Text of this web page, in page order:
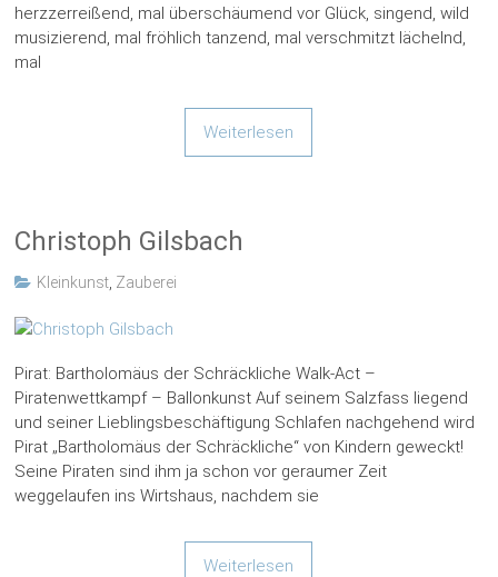
herzzerreißend, mal überschäumend vor Glück, singend, wild
musizierend, mal fröhlich tanzend, mal verschmitzt lächelnd,
mal
Weiterlesen
Christoph Gilsbach
Kleinkunst Zauberei
Pirat: Bartholomäus der Schräckliche Walk-Act –
Piratenwettkampf – Ballonkunst Auf seinem Salzfass liegend
und seiner Lieblingsbeschäftigung Schlafen nachgehend wird
Pirat „Bartholomäus der Schräckliche“ von Kindern geweckt!
Seine Piraten sind ihm ja schon vor geraumer Zeit
weggelaufen ins Wirtshaus, nachdem sie
Weiterlesen